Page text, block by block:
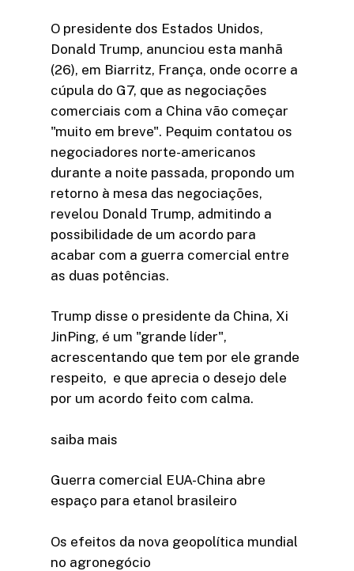
O presidente dos Estados Unidos,
Donald Trump, anunciou esta manhã
(26), em Biarritz, França, onde ocorre a
cúpula do G7, que as negociações
comerciais com a China vão começar
"muito em breve". Pequim contatou os
negociadores norte-americanos
durante a noite passada, propondo um
retorno à mesa das negociações,
revelou Donald Trump, admitindo a
possibilidade de um acordo para
acabar com a guerra comercial entre
as duas potências.
Trump disse o presidente da China, Xi
JinPing, é um "grande líder",
acrescentando que tem por ele grande
respeito, e que aprecia o desejo dele
por um acordo feito com calma.
saiba mais
Guerra comercial EUA-China abre
espaço para etanol brasileiro
Os efeitos da nova geopolítica mundial
no agronegócio